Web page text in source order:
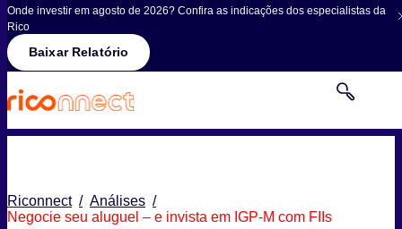
Onde investir em agosto de 2026? Confira as indicações dos especialistas da
Rico
Baixar Relatório
Riconnect / Análises /
Negocie seu aluguel – e invista em IGP-M com FIIs